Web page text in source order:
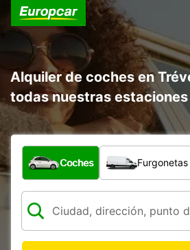
Alquiler de coches en
todas nuestras estaciones
¿Qué tipo de vehículo?
Coches Furgonetas